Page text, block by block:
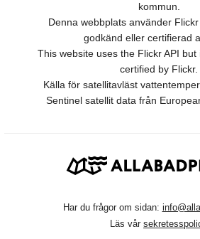
kommun.
Denna webbplats använder
godkänd eller certifierad
This website uses the Flickr API
certified by Flickr.
Källa för satellitavläst
Sentinel satellit data från
Har du frågor om sidan:
Läs vår